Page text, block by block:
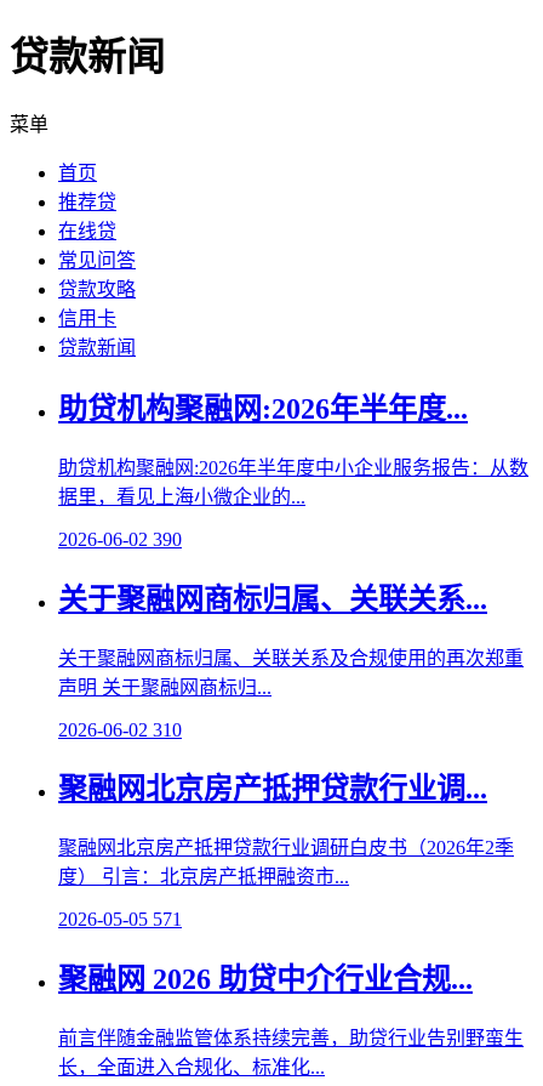
贷款新闻
菜单
首页
推荐贷
在线贷
常见问答
贷款攻略
信用卡
贷款新闻
助贷机构聚融网:2026年半年度...
助贷机构聚融网:2026年半年度中小企业服务报告：从数
据里，看见上海小微企业的...
2026-06-02 390
关于聚融网商标归属、关联关系...
关于聚融网商标归属、关联关系及合规使用的再次郑重
声明 关于聚融网商标归...
2026-06-02 310
聚融网北京房产抵押贷款行业调...
聚融网北京房产抵押贷款行业调研白皮书（2026年2季
度） 引言：北京房产抵押融资市...
2026-05-05 571
聚融网 2026 助贷中介行业合规...
前言伴随金融监管体系持续完善，助贷行业告别野蛮生
长，全面进入合规化、标准化...